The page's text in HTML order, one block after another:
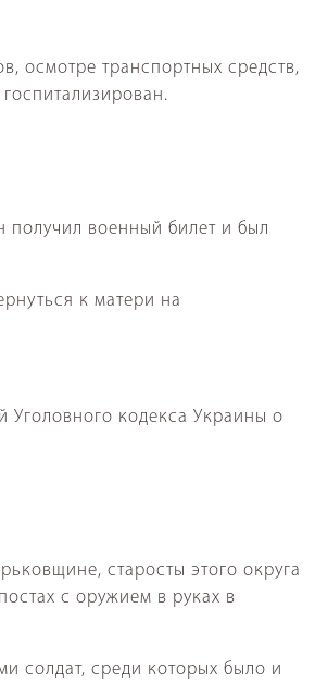
осмотре транспортных средств,
получил военный билет и был
к матери на
Уголовного кодекса Украины о
старосты этого округа
с оружием в руках в
солдат, среди которых было и